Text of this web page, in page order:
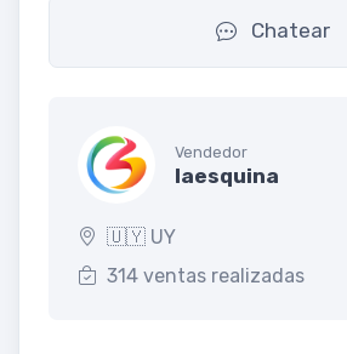
Chatear
Vendedor
laesquina
🇺🇾 UY
314 ventas realizadas